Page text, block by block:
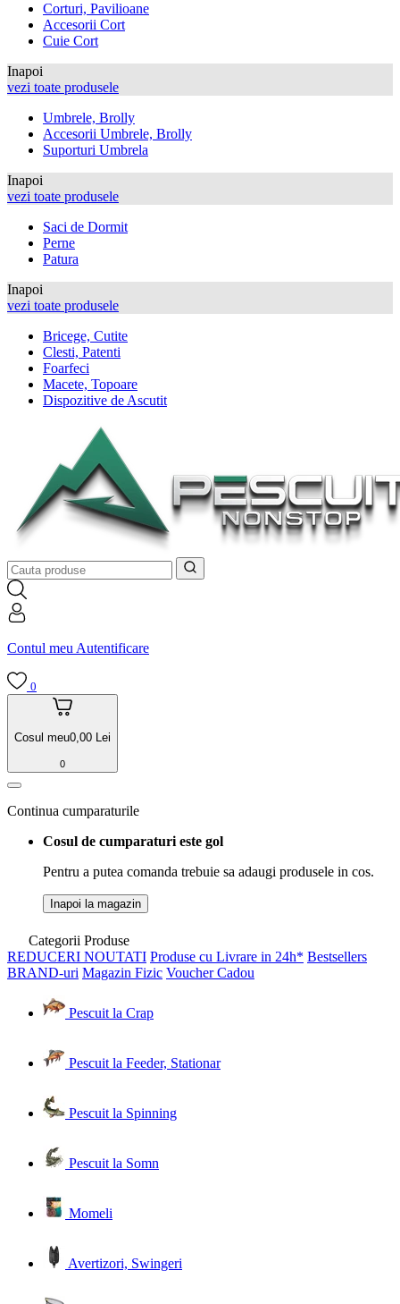
Corturi, Pavilioane
Accesorii Cort
Cuie Cort
Inapoi
vezi toate produsele
Umbrele, Brolly
Accesorii Umbrele, Brolly
Suporturi Umbrela
Inapoi
vezi toate produsele
Saci de Dormit
Perne
Patura
Inapoi
vezi toate produsele
Bricege, Cutite
Clesti, Patenti
Foarfeci
Macete, Topoare
Dispozitive de Ascutit
Contul meu Autentificare
0
Cosul meu0,00 Lei
0
Continua cumparaturile
Cosul de cumparaturi este gol
Pentru a putea comanda trebuie sa adaugi produsele in cos.
Inapoi la magazin
Categorii Produse
REDUCERI NOUTATI Produse cu Livrare in 24h* Bestsellers
BRAND-uri Magazin Fizic Voucher Cadou
Pescuit la Crap
Pescuit la Feeder, Stationar
Pescuit la Spinning
Pescuit la Somn
Momeli
Avertizori, Swingeri